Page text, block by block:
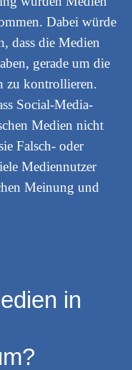
Dabei würde
dass die Medien
gerade um die
zu kontrollieren.
Social-Media-
Medien nicht
Falsch- oder
Mediennutzer
Meinung und
in